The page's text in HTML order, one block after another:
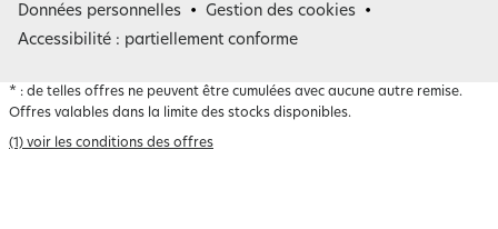
Belgique
Données personnelles
Gestion des cookies
Accessibilité : partiellement conforme
* : de telles offres ne peuvent être cumulées avec aucune autre remise.
Offres valables dans la limite des stocks disponibles.
(1) voir les conditions des offres